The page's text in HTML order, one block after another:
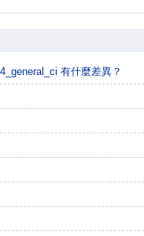
有什麼差異？